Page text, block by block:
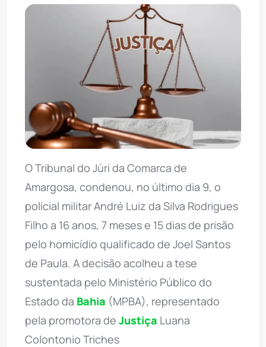
O Tribunal do Júri da Comarca de
Amargosa, condenou, no último dia 9, o
policial militar André Luiz da Silva Rodrigues
Filho a 16 anos, 7 meses e 15 dias de prisão
pelo homicídio qualificado de Joel Santos
de Paula. A decisão acolheu a tese
sustentada pelo Ministério Público do
Estado da Bahia (MPBA), representado
pela promotora de Justiça Luana
Colontonio Triches